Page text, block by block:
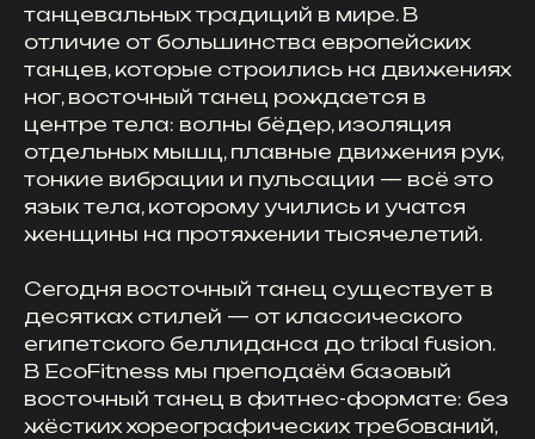
танцевальных традиций в мире. В
отличие от большинства европейских
танцев, которые строились на движениях
ног, восточный танец рождается в
центре тела: волны бёдер, изоляция
отдельных мышц, плавные движения рук,
тонкие вибрации и пульсации — всё это
язык тела, которому учились и учатся
женщины на протяжении тысячелетий.
Сегодня восточный танец существует в
десятках стилей — от классического
египетского беллиданса до tribal fusion.
В EcoFitness мы преподаём базовый
восточный танец в фитнес-формате: без
жёстких хореографических требований,